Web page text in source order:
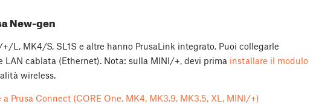
New-gen
L, MK4/S, SL1S e altre hanno PrusaLink integrato. Puoi collegarle
LAN cablata (Ethernet). Nota: sulla MINI/+, devi prima installare il modulo
wireless.
Prusa Connect (CORE One, MK4, MK3.9, MK3.5, XL, MINI/+)